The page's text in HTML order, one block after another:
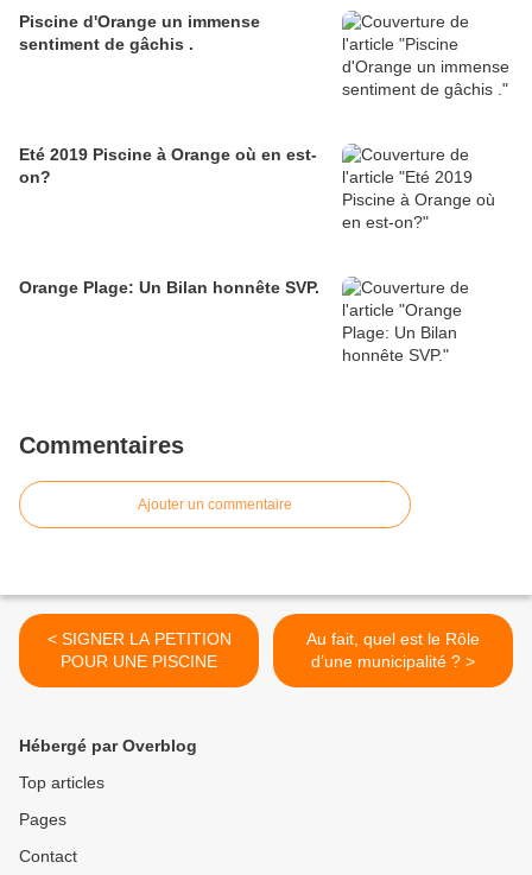
Piscine d'Orange un immense
sentiment de gâchis .
Eté 2019 Piscine à Orange où en est-
on?
Orange Plage: Un Bilan honnête SVP.
Commentaires
Ajouter un commentaire
< SIGNER LA PETITION
POUR UNE PISCINE
Au fait, quel est le Rôle
d’une municipalité ? >
Hébergé par Overblog
Top articles
Pages
Contact